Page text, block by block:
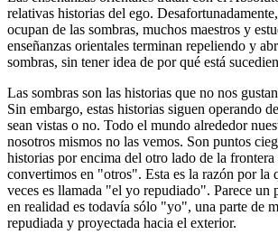
relativas historias del ego.
ocupan de las sombras, muchos maestros y
enseñanzas orientales terminan repeliendo y
sombras, sin tener idea de por qué está
Las sombras son las historias que no nos
Sin embargo, estas historias siguen operando
sean vistas o no. Todo el mundo alrededor
nosotros mismos no las vemos. Son puntos
historias por encima del otro lado de la
convertimos en "otros". Esta es la razón por la
veces es llamada "el yo repudiado". Parece un
en realidad es todavía sólo "yo", una parte de
repudiada y proyectada hacia el exterior.